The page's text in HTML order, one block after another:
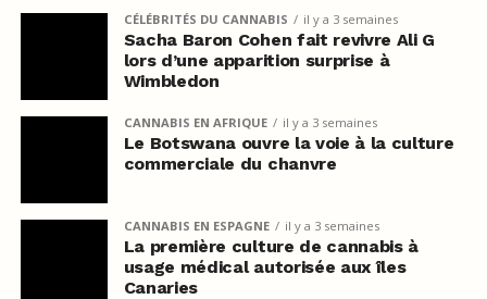
CÉLÉBRITÉS DU CANNABIS il y a 3 semaines
Sacha Baron Cohen fait revivre Ali G
lors d’une apparition surprise à
Wimbledon
CANNABIS EN AFRIQUE il y a 3 semaines
Le Botswana ouvre la voie à la culture
commerciale du chanvre
CANNABIS EN ESPAGNE il y a 3 semaines
La première culture de cannabis à
usage médical autorisée aux îles
Canaries